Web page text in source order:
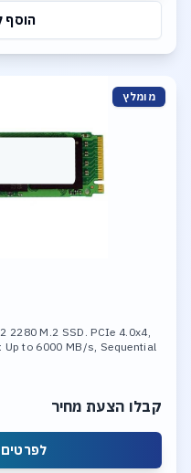
הוסף
מומלץ
2280 M.2 SSD. PCIe 4.0x4,
Up to 6000 MB/s, Sequential
קבלו הצעת מחיר